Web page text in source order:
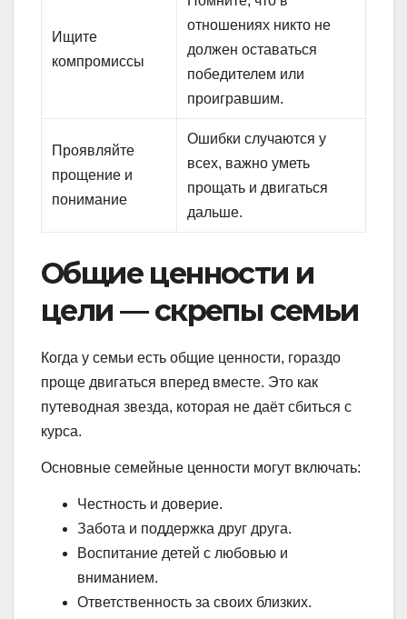
Ищите
компромиссы
отношениях никто не
должен оставаться
победителем или
проигравшим.
Проявляйте
прощение и
понимание
Ошибки случаются у
всех, важно уметь
прощать и двигаться
дальше.
Общие ценности и
цели — скрепы семьи
Когда у семьи есть общие ценности, гораздо
проще двигаться вперед вместе. Это как
путеводная звезда, которая не даёт сбиться с
курса.
Основные семейные ценности могут включать:
Честность и доверие.
Забота и поддержка друг друга.
Воспитание детей с любовью и
вниманием.
Ответственность за своих близких.